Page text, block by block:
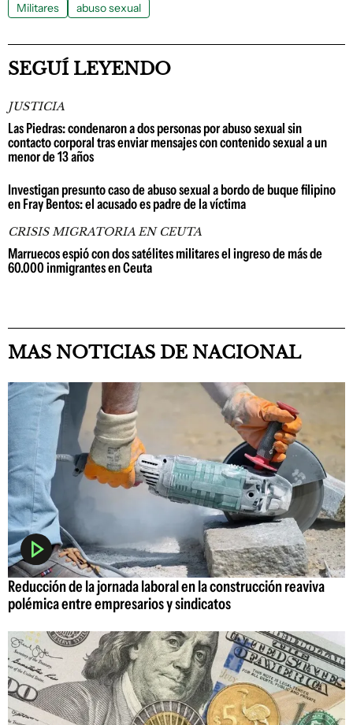
Militares abuso sexual
SEGUÍ LEYENDO
JUSTICIA
Las Piedras: condenaron a dos personas por abuso sexual sin
contacto corporal tras enviar mensajes con contenido sexual a un
menor de 13 años
Investigan presunto caso de abuso sexual a bordo de buque filipino
en Fray Bentos: el acusado es padre de la víctima
CRISIS MIGRATORIA EN CEUTA
Marruecos espió con dos satélites militares el ingreso de más de
60.000 inmigrantes en Ceuta
MAS NOTICIAS DE NACIONAL
Reducción de la jornada laboral en la construcción reaviva
polémica entre empresarios y sindicatos